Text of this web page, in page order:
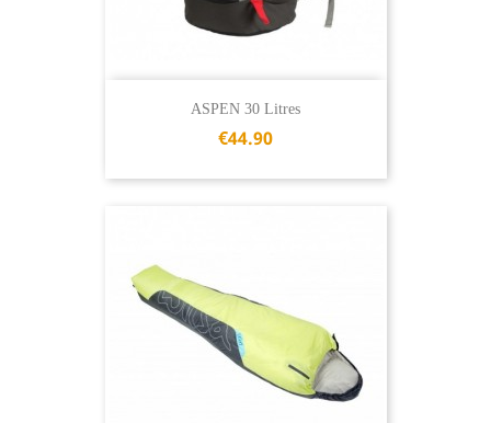
ASPEN 30 Litres
€44.90